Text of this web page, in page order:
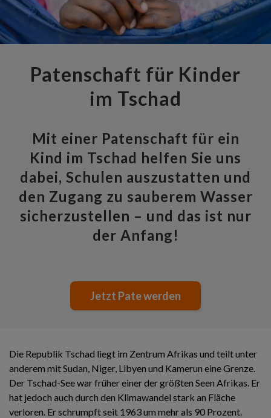
Patenschaft für Kinder
im Tschad
Mit einer Patenschaft für ein
Kind im Tschad helfen Sie uns
dabei, Schulen auszustatten und
den Zugang zu sauberem Wasser
sicherzustellen – und das ist nur
der Anfang!
Jetzt Pate werden
Die Republik Tschad liegt im Zentrum Afrikas und teilt unter
anderem mit Sudan, Niger, Libyen und Kamerun eine Grenze.
Der Tschad-See war früher einer der größten Seen Afrikas. Er
hat jedoch auch durch den Klimawandel stark an Fläche
verloren. Er schrumpft seit 1963 um mehr als 90 Prozent.